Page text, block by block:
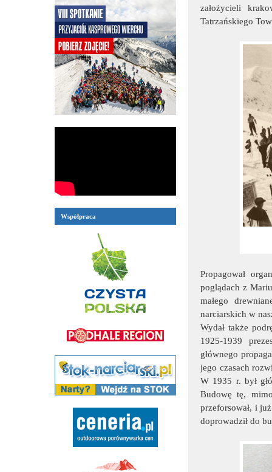
Współpraca
założycieli
Tatrzańskiego
Propagował
poglądach z
małego
narciarskich w
Wydał także
1925-1939
głównego
jego czasach
W 1935 r. był
Budowę tę,
przeforsował, i
doprowadził do